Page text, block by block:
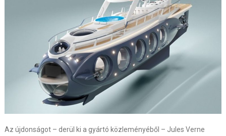
Az újdonságot – derül ki a gyártó közleményéből – Jules Verne